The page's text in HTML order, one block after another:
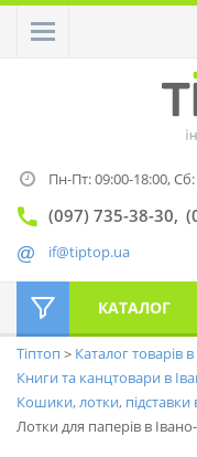
Пн-Пт: 09:00-18:00,Сб:
(097) 735-38-30
if@tiptop.ua
КАТАЛОГ
Тіптоп
Каталог товарів
Книги та канцтовари в
Кошики, лотки, підставки
Лотки для паперів в